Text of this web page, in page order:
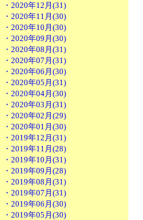
・2020年12月(31)
・2020年11月(30)
・2020年10月(30)
・2020年09月(30)
・2020年08月(31)
・2020年07月(31)
・2020年06月(30)
・2020年05月(31)
・2020年04月(30)
・2020年03月(31)
・2020年02月(29)
・2020年01月(30)
・2019年12月(31)
・2019年11月(28)
・2019年10月(31)
・2019年09月(28)
・2019年08月(31)
・2019年07月(31)
・2019年06月(30)
・2019年05月(30)